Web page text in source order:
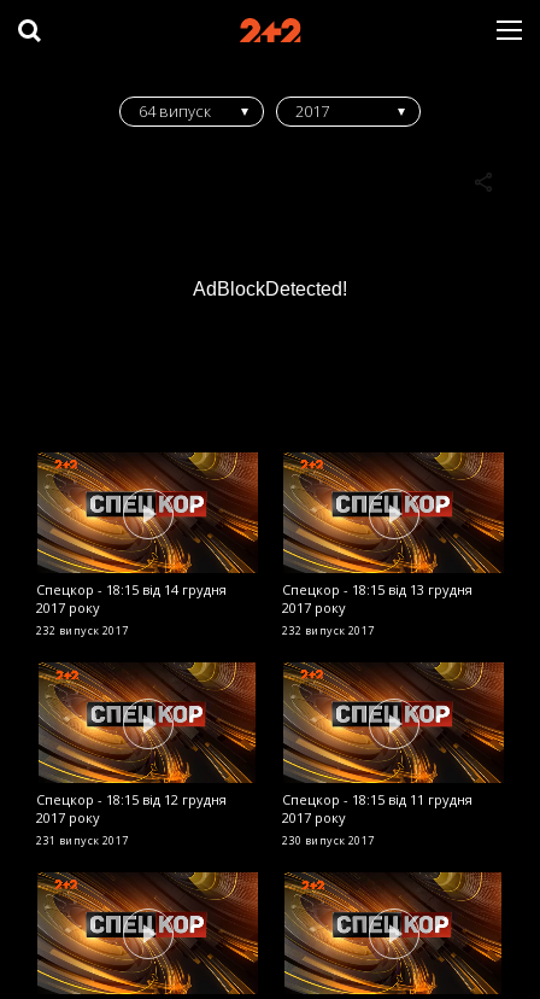
AdBlockDetected!
64 випуск 2017
Спецкор - 18:15 від 14 грудня
2017 року
232 випуск 2017
Спецкор - 18:15 від 13 грудня
2017 року
232 випуск 2017
Спецкор - 18:15 від 12 грудня
2017 року
231 випуск 2017
Спецкор - 18:15 від 11 грудня
2017 року
230 випуск 2017